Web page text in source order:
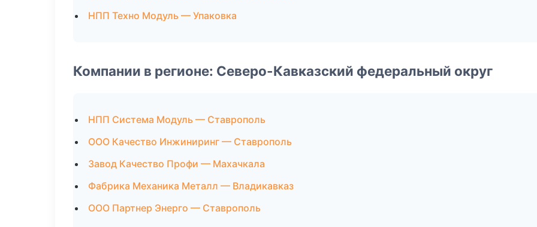
НПП Техно Модуль — Упаковка
Компании в регионе: Северо-Кавказский федеральный округ
НПП Система Модуль — Ставрополь
ООО Качество Инжиниринг — Ставрополь
Завод Качество Профи — Махачкала
Фабрика Механика Металл — Владикавказ
ООО Партнер Энерго — Ставрополь